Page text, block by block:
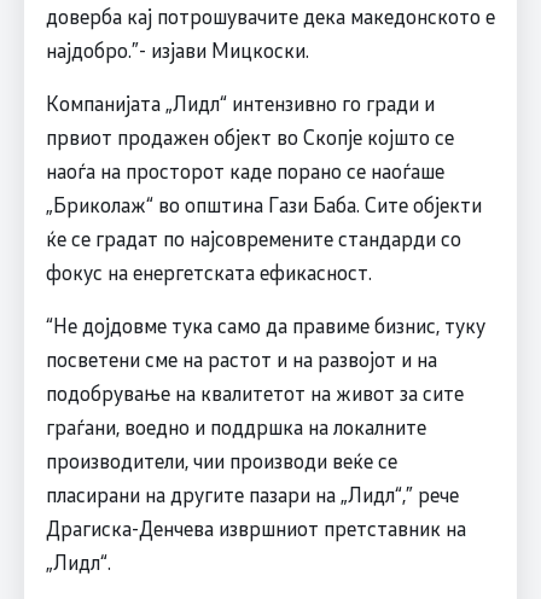
доверба кај потрошувачите дека македонското е
најдобро.”- изјави Мицкоски.
Компанијата „Лидл“ интензивно го гради и
првиот продажен објект во Скопје којшто се
наоѓа на просторот каде порано се наоѓаше
„Бриколаж“ во општина Гази Баба. Сите објекти
ќе се градат по најсовремените стандарди со
фокус на енергетската ефикасност.
“Не дојдовме тука само да правиме бизнис, туку
посветени сме на растот и на развојот и на
подобрување на квалитетот на живот за сите
граѓани, воедно и поддршка на локалните
производители, чии производи веќе се
пласирани на другите пазари на „Лидл“,” рече
Драгиска-Денчева извршниот претставник на
„Лидл“.